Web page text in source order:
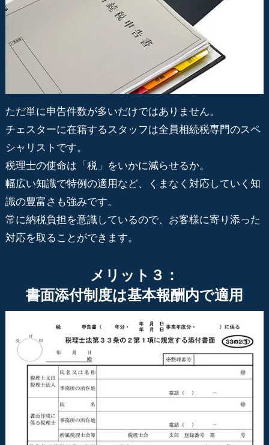
ただ単に申告件数が多いだけではありません。
チェスターに在籍するスタッフは全員相続税専門のスペ
シャリストです。
税理士の使命は「税」をいかに減らせるか。
幅広い知識で特例の適用など、くまなく対応していく知
識の豊富さも強みです。
常に納税負担を意識しているので、お客様に寄り添った
対応を取ることができます。
メリット３：
書面添付制度は基本報酬内で適用